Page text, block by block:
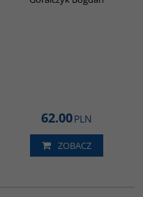
62.00PLN
ZOBACZ